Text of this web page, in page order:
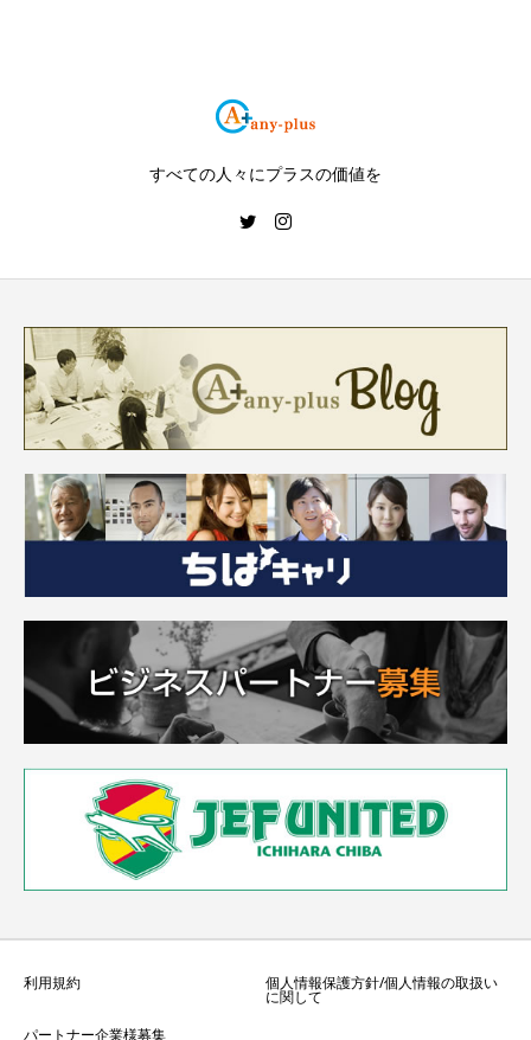
すべての人々にプラスの価値を
利用規約 個人情報保護方針/個人情報の取扱い
に関して
パートナー企業様募集